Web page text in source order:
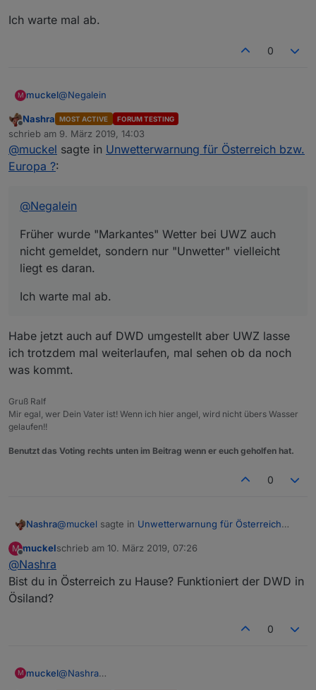
DWD
Ich warte mal ab.
0
M muckel@Negalein
Früher wurde "Markantes" Wetter bei UWZ auch nicht
gemeldet, sondern nur "Unwetter" vielleicht liegt es
daran.
Ich warte mal ab.
Offline
Nashra MOST ACTIVE FORUM TESTING
schrieb am 9. März 2019, 14:03
zuletzt editiert von
@muckel sagte in Unwetterwarnung für Österreich bzw.
Europa ?:
@Negalein
Früher wurde "Markantes" Wetter bei UWZ auch
nicht gemeldet, sondern nur "Unwetter" vielleicht
liegt es daran.
Ich warte mal ab.
Habe jetzt auch auf DWD umgestellt aber UWZ lasse
ich trotzdem mal weiterlaufen, mal sehen ob da noch
was kommt.
Gruß Ralf
Mir egal, wer Dein Vater ist! Wenn ich hier angel, wird nicht übers Wasser
gelaufen!!
Benutzt das Voting rechts unten im Beitrag wenn er euch geholfen hat.
0
Nashra@muckel sagte in Unwetterwarnung für Österreich
Früher wurde "Markantes" Wetter bei UWZ auch
Habe jetzt auch auf DWD umgestellt aber UWZ lasse
M
Offline
muckelschrieb am 10. März 2019, 07:26
zuletzt editiert von
@Nashra
Bist du in Österreich zu Hause? Funktioniert der DWD in
Ösiland?
0
M muckel@Nashra